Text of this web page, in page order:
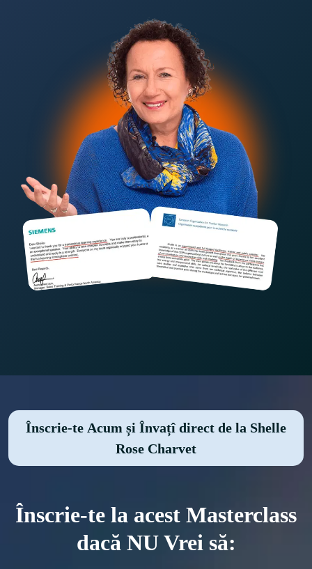
Înscrie-te Acum și Învațî direct de la Shelle
Rose Charvet
Înscrie-te la acest Masterclass
dacă NU Vrei să: